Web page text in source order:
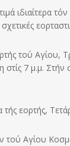
ιδιαίτερα
σχετικές
τού Αγίου,
7 μ.μ. Στήν
εορτής,
τού Αγίου